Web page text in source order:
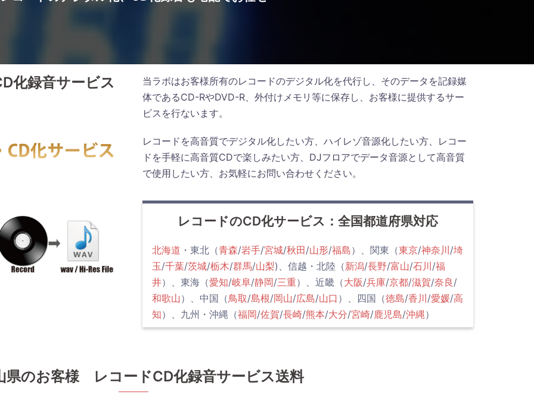
化録音サービス
当ラボはお客様所有のレコードのデジタル化を代行し、そのデータを記録媒
体であるCD-RやDVD-R、外付けメモリ等に保存し、お客様に提供するサー
ビスを行ないます。
レコードを高音質でデジタル化したい方、ハイレゾ音源化したい方、レコー
ドを手軽に高音質CDで楽しみたい方、DJフロアでデータ音源として高音質
で使用したい方、お気軽にお問い合わせください。
レコードのCD化サービス：全国都道府県対応
北海道 ・東北（青森/岩手/宮城/秋田/山形/福島）、関東（東京/神奈川 /埼
玉/千葉/茨城/栃木/群馬/山梨)、信越・北陸（新潟/長野/富山/石川 /福
井）、東海（愛知/岐阜/静岡/三重）、近畿（大阪/兵庫/京都/滋賀/奈良 /
和歌山）、中国（鳥取/島根/岡山/広島/山口 ）、四国（徳島/香川 /愛媛/高
知）、九州・沖縄（福岡/佐賀/長崎/熊本/大分/宮崎/鹿児島/沖縄）
県のお客様 レコードCD化録音サービス送料